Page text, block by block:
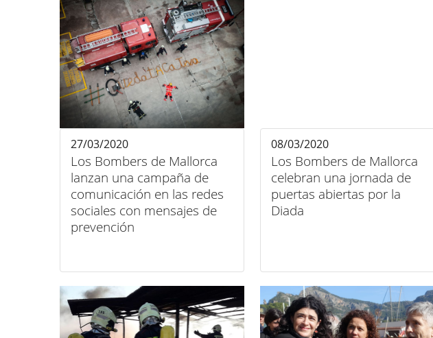
Los Bombers de Mallorca
lanzan una campaña de
comunicación en las redes
sociales con mensajes de
prevención
27/03/2020
Los Bombers de Mallorca
celebran una jornada de
puertas abiertas por la
Diada
08/03/2020